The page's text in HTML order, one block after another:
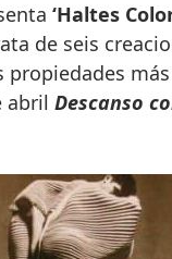
‘Haltes
de seis
propiedades
abril Descanso